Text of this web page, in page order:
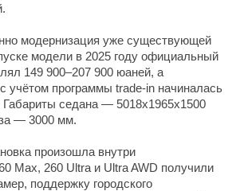
модернизация уже существующей
модели в 2025 году официальный
149 900–207 900 юаней, а
учётом программы trade-in начиналась
Габариты седана — 5018x1965x1500
— 3000 мм.
произошла внутри
Max, 260 Ultra и Ultra AWD получили
поддержку городского